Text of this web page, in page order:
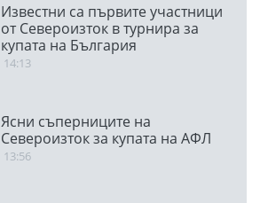
Известни са първите участници
от Североизток в турнира за
купата на България
14:13
Ясни съперниците на
Североизток за купата на АФЛ
13:56